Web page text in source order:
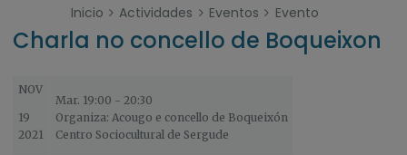
Inicio Actividades Eventos Evento
Charla no concello de Boqueixon
NOV
19
2021
Mar. 19:00 - 20:30
Organiza: Acougo e concello de Boqueixón
Centro Sociocultural de Sergude